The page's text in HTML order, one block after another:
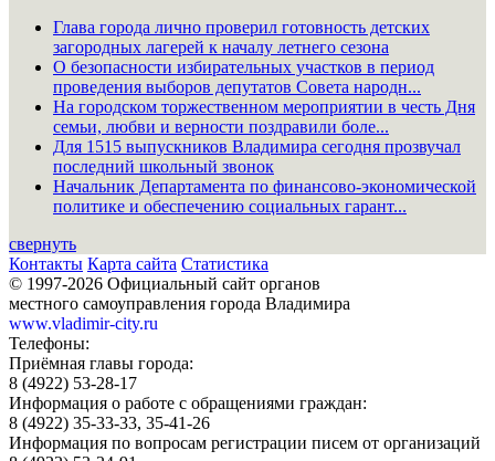
Глава города лично проверил готовность детских
загородных лагерей к началу летнего сезона
О безопасности избирательных участков в период
проведения выборов депутатов Совета народн...
На городском торжественном мероприятии в честь Дня
семьи, любви и верности поздравили боле...
Для 1515 выпускников Владимира сегодня прозвучал
последний школьный звонок
Начальник Департамента по финансово-экономической
политике и обеспечению социальных гарант...
свернуть
Контакты Карта сайта Статистика
© 1997-2026 Официальный сайт органов
местного самоуправления города Владимира
www.vladimir-city.ru
Телефоны:
Приёмная главы города:
8 (4922) 53-28-17
Информация о работе с обращениями граждан:
8 (4922) 35-33-33, 35-41-26
Информация по вопросам регистрации писем от организаций